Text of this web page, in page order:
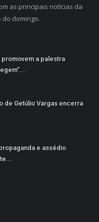
as principais notícias da
domingo.
promovem a palestra
de Getúlio Vargas encerra
e assédio